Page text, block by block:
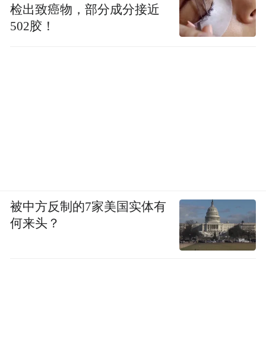
检出致癌物，部分成分接近
502胶！
被中方反制的7家美国实体有
何来头？